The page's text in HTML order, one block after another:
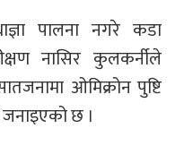
पालना नगरे कडा
नासिर कुलकर्नीले
ओमिक्रोन पुष्टि
छ ।